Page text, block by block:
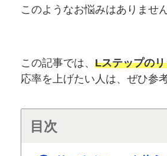
このようなお悩みはありませ
この記事では、 Lステップの
応率を上げたい人は、ぜひ参
目次